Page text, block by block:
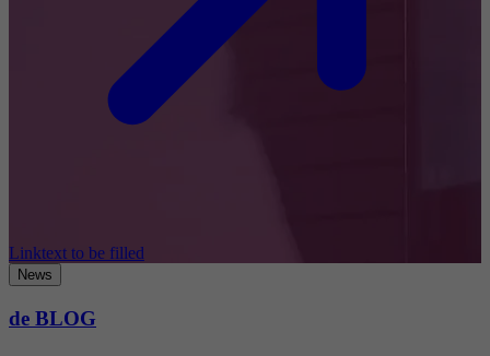
Linktext to be filled
News
de BLOG